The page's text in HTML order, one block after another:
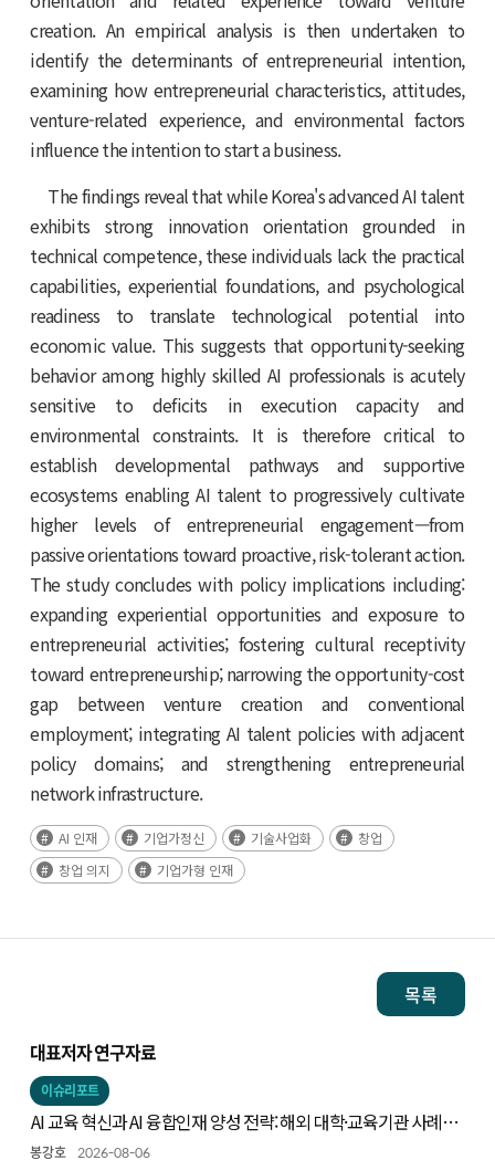
creation. An empirical analysis is then undertaken to
identify the determinants of entrepreneurial intention,
examining how entrepreneurial characteristics, attitudes,
venture-related experience, and environmental factors
influence the intention to start a business.
The findings reveal that while Korea's advanced AI talent
exhibits strong innovation orientation grounded in
technical competence, these individuals lack the practical
capabilities, experiential foundations, and psychological
readiness to translate technological potential into
economic value. This suggests that opportunity-seeking
behavior among highly skilled AI professionals is acutely
sensitive to deficits in execution capacity and
environmental constraints. It is therefore critical to
establish developmental pathways and supportive
ecosystems enabling AI talent to progressively cultivate
higher levels of entrepreneurial engagement—from
passive orientations toward proactive, risk-tolerant action.
The study concludes with policy implications including:
expanding experiential opportunities and exposure to
entrepreneurial activities; fostering cultural receptivity
toward entrepreneurship; narrowing the opportunity-cost
gap between venture creation and conventional
employment; integrating AI talent policies with adjacent
policy domains; and strengthening entrepreneurial
network infrastructure.
AI 인재 기업가정신 기술사업화
창업
창업 의지
기업가형 인재
목록
대표저자 연구자료
이슈리포트
AI 교육 혁신과 AI 융합인재 양성 전략: 해외 대학·교육기관 사례와
시사점
봉강호 2026-08-06